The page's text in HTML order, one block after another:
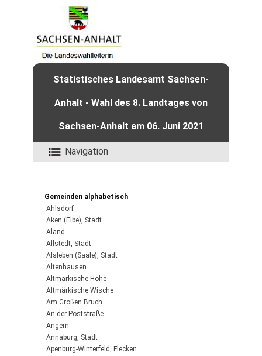
Statistisches Landesamt Sachsen-
Anhalt - Wahl des 8. Landtages von
Sachsen-Anhalt am 06. Juni 2021
Navigation
Gemeinden alphabetisch
Ahlsdorf
Aken (Elbe), Stadt
Aland
Allstedt, Stadt
Alsleben (Saale), Stadt
Altenhausen
Altmärkische Höhe
Altmärkische Wische
Am Großen Bruch
An der Poststraße
Angern
Annaburg, Stadt
Apenburg-Winterfeld, Flecken